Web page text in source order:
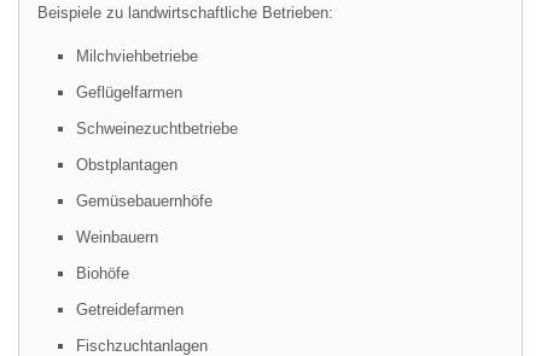
Beispiele zu landwirtschaftliche Betrieben:
Milchviehbetriebe
Geflügelfarmen
Schweinezuchtbetriebe
Obstplantagen
Gemüsebauernhöfe
Weinbauern
Biohöfe
Getreidefarmen
Fischzuchtanlagen